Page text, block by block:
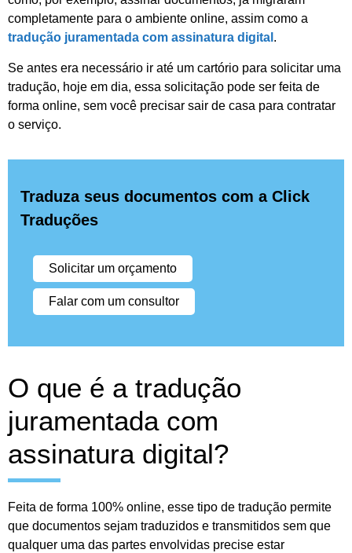
completamente para o ambiente online, assim como a
tradução juramentada com assinatura digital .
Se antes era necessário ir até um cartório para solicitar uma
tradução, hoje em dia, essa solicitação pode ser feita de
forma online, sem você precisar sair de casa para contratar
o serviço.
Traduza seus documentos com a Click
Traduções
Solicitar um orçamento
Falar com um consultor
O que é a tradução
juramentada com
assinatura digital?
Feita de forma 100% online, esse tipo de tradução permite
que documentos sejam traduzidos e transmitidos sem que
qualquer uma das partes envolvidas precise estar